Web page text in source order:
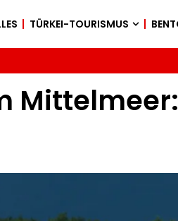
TÜRKEI-TOURISMUS